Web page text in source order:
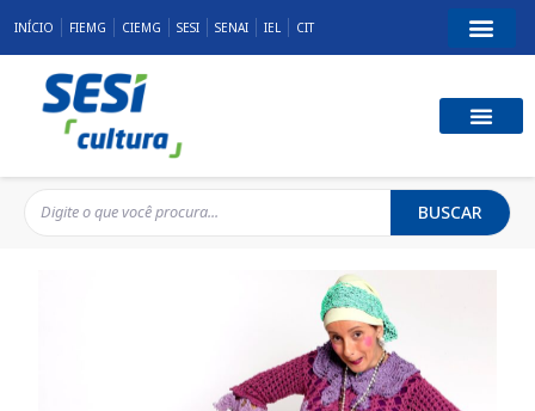
INÍCIO FIEMG CIEMG SESI SENAI IEL CIT
BUSCAR